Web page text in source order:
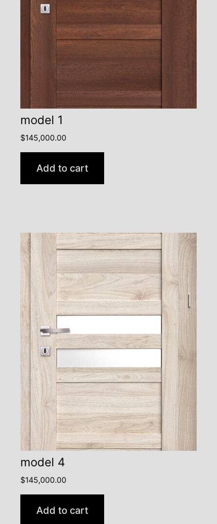
model 1
$145,000.00
Add to cart
model 4
$145,000.00
Add to cart